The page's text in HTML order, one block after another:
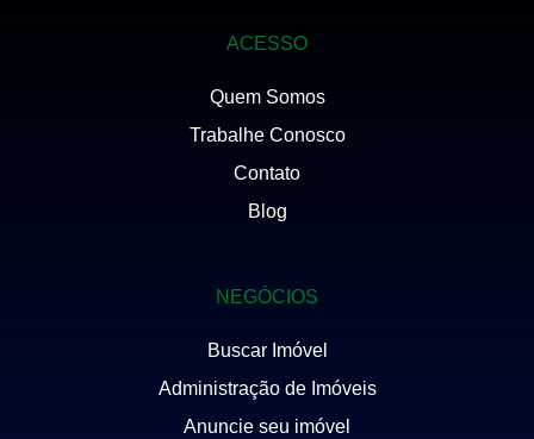
ACESSO
Quem Somos
Trabalhe Conosco
Contato
Blog
NEGÓCIOS
Buscar Imóvel
Administração de Imóveis
Anuncie seu imóvel